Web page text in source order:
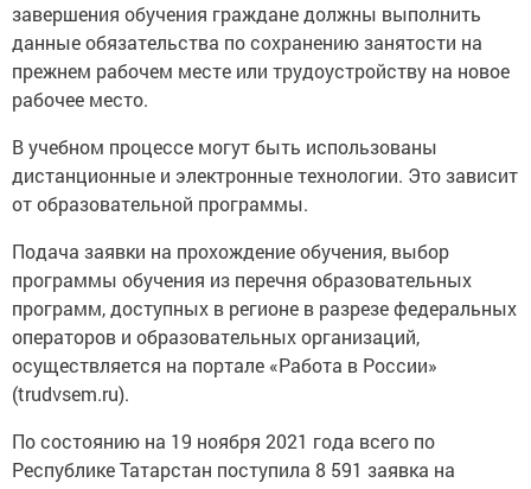
завершения обучения граждане должны выполнить
данные обязательства по сохранению занятости на
прежнем рабочем месте или трудоустройству на новое
рабочее место.
В учебном процессе могут быть использованы
дистанционные и электронные технологии. Это зависит
от образовательной программы.
Подача заявки на прохождение обучения, выбор
программы обучения из перечня образовательных
программ, доступных в регионе в разрезе федеральных
операторов и образовательных организаций,
осуществляется на портале «Работа в России»
(trudvsem.ru).
По состоянию на 19 ноября 2021 года всего по
Республике Татарстан поступила 8 591 заявка на